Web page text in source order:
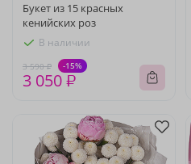
Букет из 15 красных
кенийских роз
В наличии
3 590 ₽ -15%
3 050 ₽